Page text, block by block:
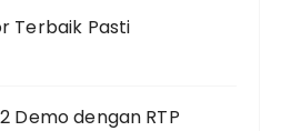
Terbaik Pasti
Demo dengan RTP